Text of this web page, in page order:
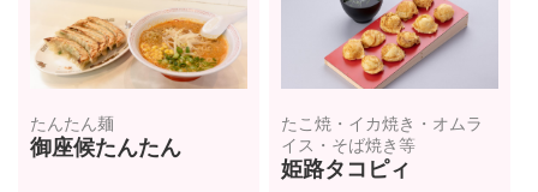
たんたん麺
御座候たんたん
たこ焼・イカ焼き・オムラ
イス・そば焼き等
姫路タコピィ